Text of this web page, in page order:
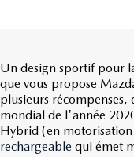
Un design sportif pour
que vous propose
plusieurs
mondial de l'année
Hybrid (en motorisation
rechargeable qui émet